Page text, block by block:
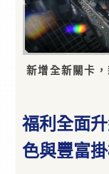
新增全新關卡
福利全面
色與豐富